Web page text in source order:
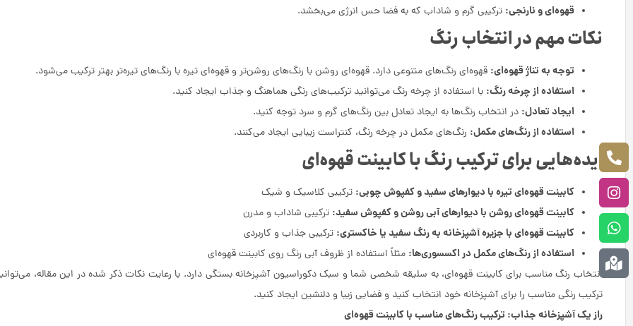
قهوه‌ای و نارنجی: ترکیبی گرم و شاداب که به فضا حس انرژی می‌بخشد.
نکات مهم در انتخاب رنگ
توجه به تناژ قهوه‌ای: قهوه‌ای رنگ‌های متنوعی دارد. قهوه‌ای روشن با رنگ‌های روشن‌تر و قهوه‌ای تیره با رنگ‌های تیره‌تر بهتر ترکیب می‌شود.
استفاده از چرخه رنگ: با استفاده از چرخه رنگ می‌توانید ترکیب‌های رنگی هماهنگ و جذاب ایجاد کنید.
ایجاد تعادل: در انتخاب رنگ‌ها به ایجاد تعادل بین رنگ‌های گرم و سرد توجه کنید.
استفاده از رنگ‌های مکمل: رنگ‌های مکمل در چرخه رنگ، کنتراست زیبایی ایجاد می‌کنند.
ایده‌هایی برای ترکیب رنگ با کابینت قهوه‌ای
کابینت قهوه‌ای تیره با دیوارهای سفید و کفپوش چوبی: ترکیبی کلاسیک و شیک
کابینت قهوه‌ای روشن با دیوارهای آبی روشن و کفپوش سفید: ترکیبی شاداب و مدرن
کابینت قهوه‌ای با جزیره آشپزخانه به رنگ سفید یا خاکستری: ترکیبی جذاب و کاربردی
استفاده از رنگ‌های مکمل در اکسسوری‌ها: مثلاً استفاده از ظروف آبی رنگ روی کابینت قهوه‌ای
انتخاب رنگ مناسب برای کابینت قهوه‌ای، به سلیقه شخصی شما و سبک دکوراسیون آشپزخانه بستگی دارد. با رعایت نکات ذکر شده در این مقاله،
ترکیب رنگی مناسب را برای آشپزخانه خود انتخاب کنید و فضایی زیبا و دلنشین ایجاد کنید.
راز یک آشپزخانه جذاب: ترکیب رنگ‌های مناسب با کابینت قهوه‌ای